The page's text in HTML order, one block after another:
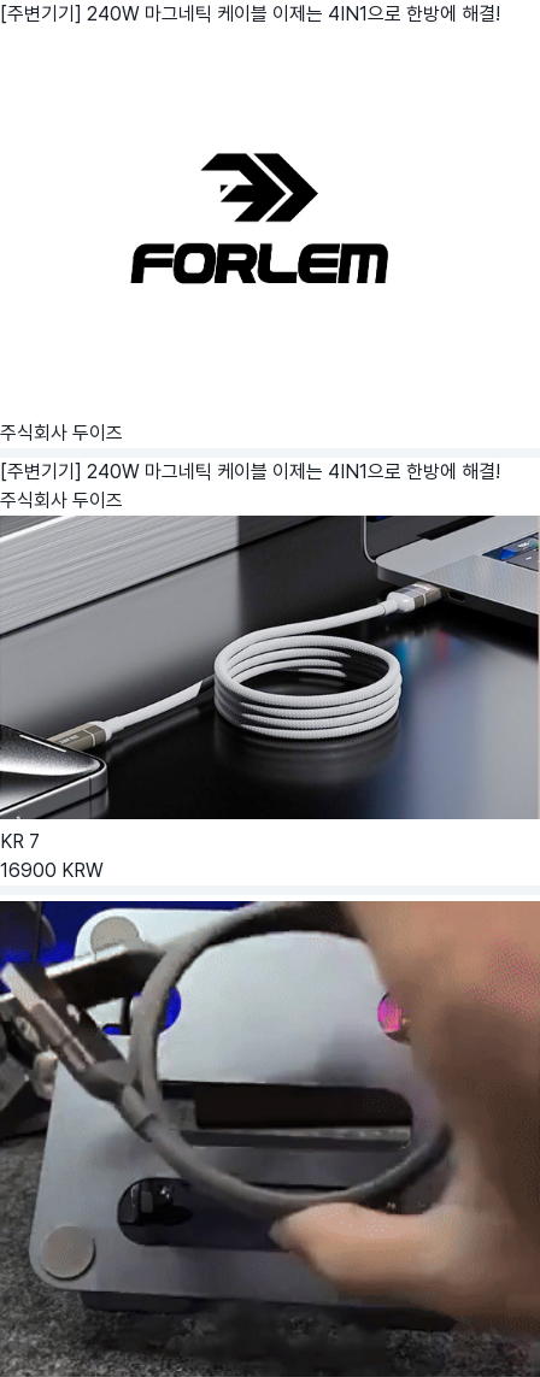
[주변기기] 240W 마그네틱 케이블 이제는 4IN1으로 한방에 해결!
주식회사 두이즈
[주변기기] 240W 마그네틱 케이블 이제는 4IN1으로 한방에 해결!
주식회사 두이즈
KR 7
16900 KRW